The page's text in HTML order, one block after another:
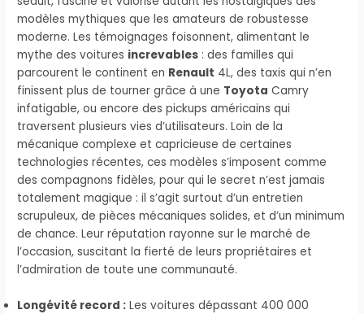
modèles mythiques que les amateurs de robustesse
moderne. Les témoignages foisonnent, alimentant le
mythe des voitures increvables : des familles qui
parcourent le continent en Renault 4L, des taxis qui n’en
finissent plus de tourner grâce à une Toyota Camry
infatigable, ou encore des pickups américains qui
traversent plusieurs vies d’utilisateurs. Loin de la
mécanique complexe et capricieuse de certaines
technologies récentes, ces modèles s’imposent comme
des compagnons fidèles, pour qui le secret n’est jamais
totalement magique : il s’agit surtout d’un entretien
scrupuleux, de pièces mécaniques solides, et d’un minimum
de chance. Leur réputation rayonne sur le marché de
l’occasion, suscitant la fierté de leurs propriétaires et
l’admiration de toute une communauté.
Longévité record : Les voitures dépassant 400 000